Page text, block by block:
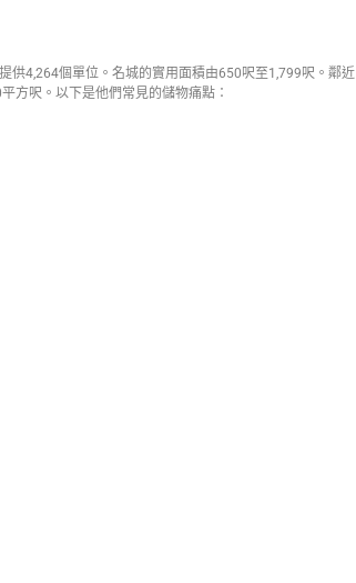
4,264個單位。名城的實用面積由650呎至1,799呎。鄰近
方呎。以下是他們常見的儲物痛點：